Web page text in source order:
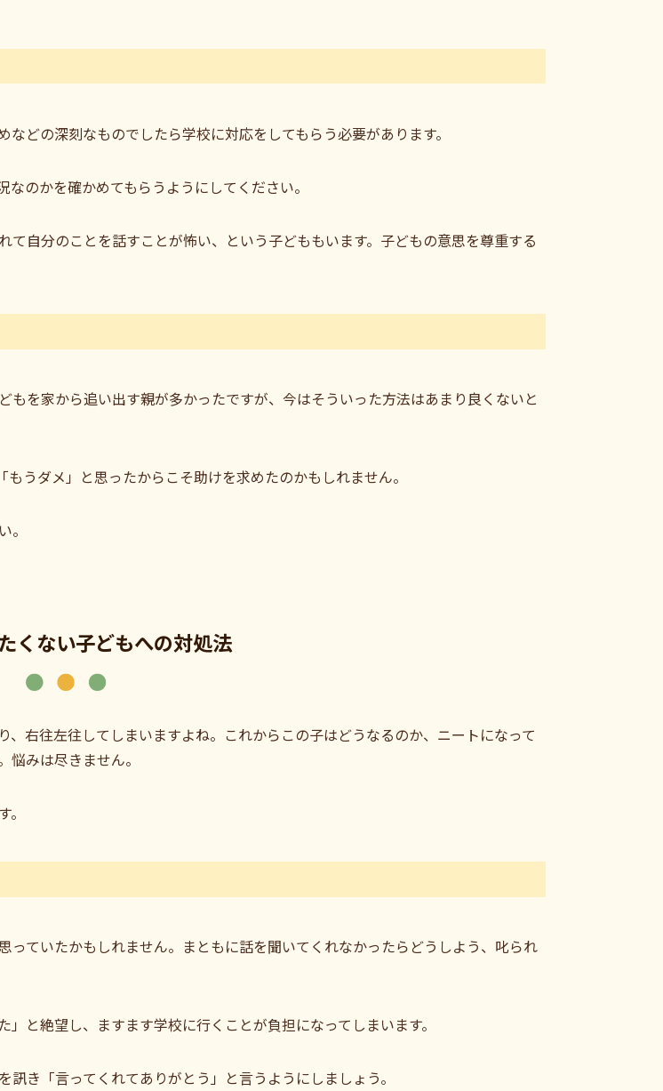
どの深刻なものでしたら学校に対応をしてもらう必要があります。
のかを確かめてもらうようにしてください。
自分のことを話すことが怖い、という子どももいます。子どもの意思を尊重する
を家から追い出す親が多かったですが、今はそういった方法はあまり良くないと
うダメ」と思ったからこそ助けを求めたのかもしれません。
。
くない子どもへの対処法
右往左往してしまいますよね。これからこの子はどうなるのか、ニートになって
みは尽きません。
ていたかもしれません。まともに話を聞いてくれなかったらどうしよう、叱られ
と絶望し、ますます学校に行くことが負担になってしまいます。
き「言ってくれてありがとう」と言うようにしましょう。